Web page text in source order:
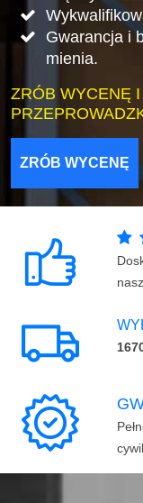
Gwarancja i
mienia.
ZRÓB WYCENĘ
ZRÓB WYCENĘ